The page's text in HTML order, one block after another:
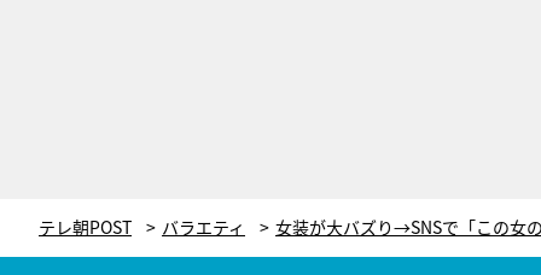
テレ朝POST バラエティ